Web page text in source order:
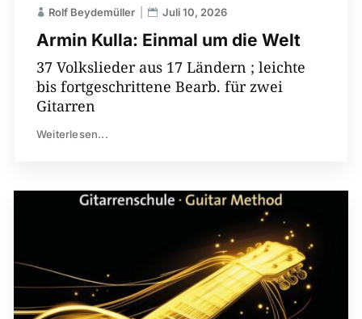
Armin Kulla: Einmal um die Welt
Rolf Beydemüller Juli 10, 2026
37 Volkslieder aus 17 Ländern ; leichte
bis fortgeschrittene Bearb. für zwei
Gitarren
Weiterlesen...